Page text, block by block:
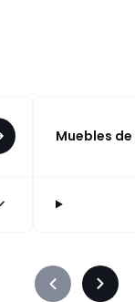
Muebles
Précédent